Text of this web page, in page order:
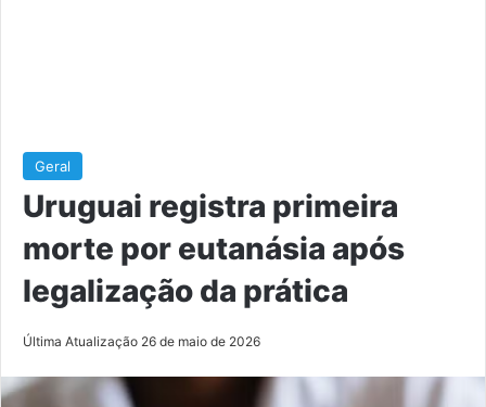
Geral
Uruguai registra primeira
morte por eutanásia após
legalização da prática
Última Atualização 26 de maio de 2026